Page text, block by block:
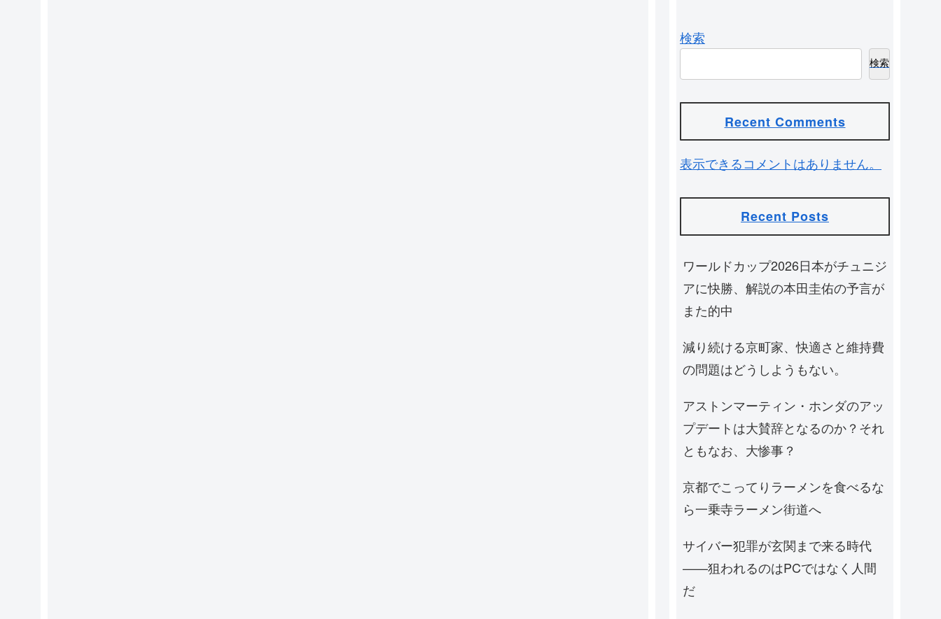
検索
検索
Recent Comments
表示できるコメントはありません。
Recent Posts
ワールドカップ2026日本がチュニジ
アに快勝、解説の本田圭佑の予言が
また的中
減り続ける京町家、快適さと維持費
の問題はどうしようもない。
アストンマーティン・ホンダのアッ
プデートは大賛辞となるのか？それ
ともなお、大惨事？
京都でこってりラーメンを食べるな
ら一乗寺ラーメン街道へ
サイバー犯罪が玄関まで来る時代
——狙われるのはPCではなく人間
だ